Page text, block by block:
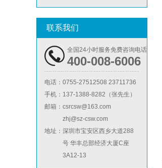
ICTI验厂
祝贺台湾JE HONG INTERNATIONAL TEXTILE CO., LTD 2026年快速通过GRS认证
祝贺印尼PT EVERPRO INDONESIA TECHNOLOGIES公司2026年快速通过RBA-VAP审核
联系我们
全国24小时服务免费咨询电话
400-008-6006
电话： 0755-27512508 23711736
手机： 137-1388-8282（张先生）
邮箱： csrcsw@163.com
zhj@sz-csw.com
地址： 深圳市宝安区西乡大道288
号 华丰总部经济大厦C座
3A12-13